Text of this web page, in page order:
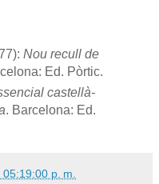
Nou recull de
Ed. Pòrtic.
castellà-
. Barcelona: Ed.
p. m.